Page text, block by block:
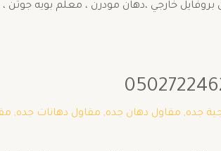
خارجي ،دهان مودرن ، معلم بويه جوتن
جده, مقاول دهان جده, مقاول دهانات جده,